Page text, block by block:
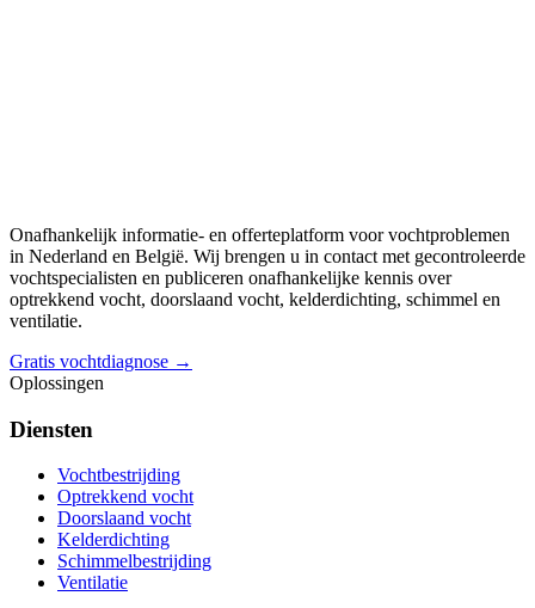
Onafhankelijk informatie- en offerteplatform voor vochtproblemen
in Nederland en België. Wij brengen u in contact met gecontroleerde
vochtspecialisten en publiceren onafhankelijke kennis over
optrekkend vocht, doorslaand vocht, kelderdichting, schimmel en
ventilatie.
Gratis vochtdiagnose →
Oplossingen
Diensten
Vochtbestrijding
Optrekkend vocht
Doorslaand vocht
Kelderdichting
Schimmelbestrijding
Ventilatie